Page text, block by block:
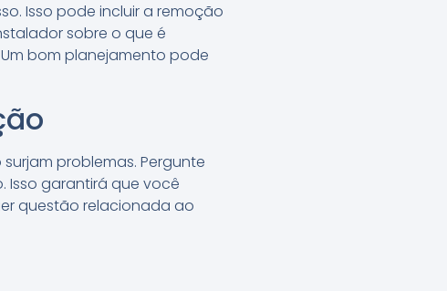
Isso pode incluir a remoção
sobre o que é
bom planejamento pode
problemas. Pergunte
Isso garantirá que você
questão relacionada ao